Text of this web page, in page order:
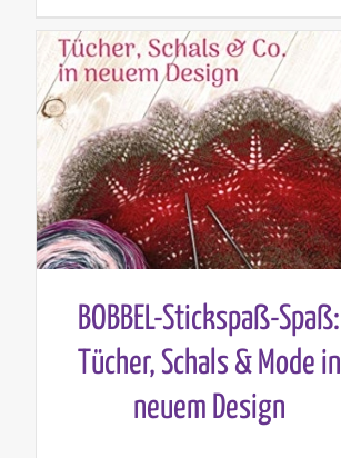
BOBBEL-Stickspaß-Spaß:
Tücher, Schals & Mode in
neuem Design